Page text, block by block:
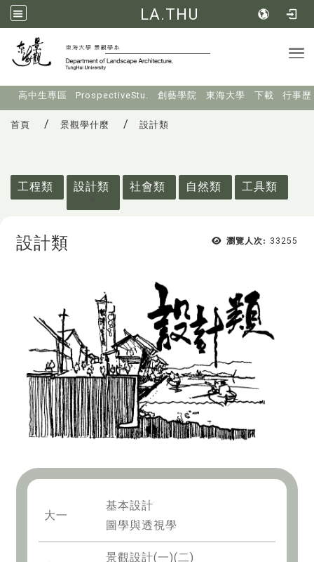
LA.THU
高中生專區 ProspectiveStu. 創藝學院 東海大學 下載 行事歷
首頁 景觀學什麼 設計類
工程類
設計類 社會類 自然類 工具類
瀏覽人次: 33255
設計類
大一
基本設計
圖學與透視學
景觀設計(一)(二)